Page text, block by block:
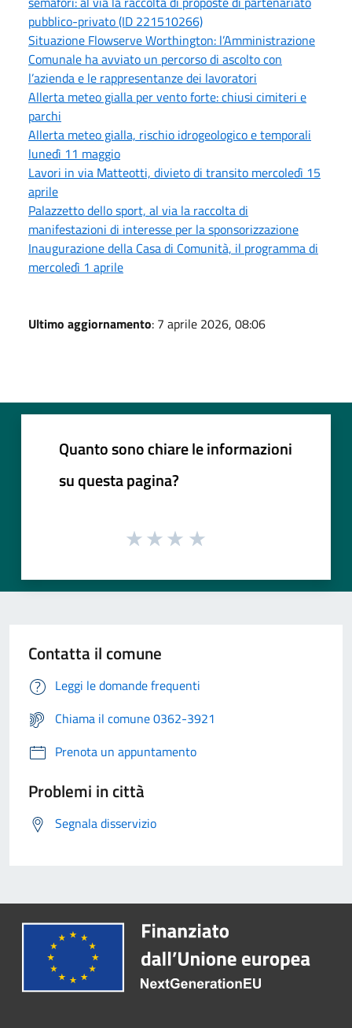
pubblico-privato (ID 221510266)
Situazione Flowserve Worthington: l’Amministrazione
Comunale ha avviato un percorso di ascolto con
l’azienda e le rappresentanze dei lavoratori
Allerta meteo gialla per vento forte: chiusi cimiteri e
parchi
Allerta meteo gialla, rischio idrogeologico e temporali
lunedì 11 maggio
Lavori in via Matteotti, divieto di transito mercoledì 15
aprile
Palazzetto dello sport, al via la raccolta di
manifestazioni di interesse per la sponsorizzazione
Inaugurazione della Casa di Comunità, il programma di
mercoledì 1 aprile
Ultimo aggiornamento: 7 aprile 2026, 08:06
Quanto sono chiare le informazioni
su questa pagina?
Contatta il comune
Leggi le domande frequenti
Chiama il comune 0362-3921
Prenota un appuntamento
Problemi in città
Segnala disservizio